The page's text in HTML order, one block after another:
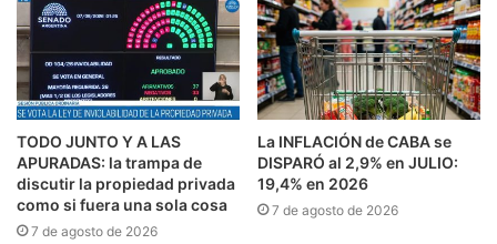
TODO JUNTO Y A LAS
APURADAS: la trampa de
discutir la propiedad privada
como si fuera una sola cosa
7 de agosto de 2026
La INFLACIÓN de CABA se
DISPARÓ al 2,9% en JULIO:
19,4% en 2026
7 de agosto de 2026